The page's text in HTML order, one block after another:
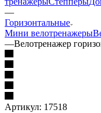
—
Горизонтальные
Мини велотренажеры
—Велотренажер
Артикул: 17518